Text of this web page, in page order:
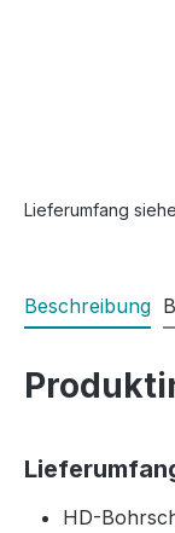
Lieferumfang
Beschreibung
HD-